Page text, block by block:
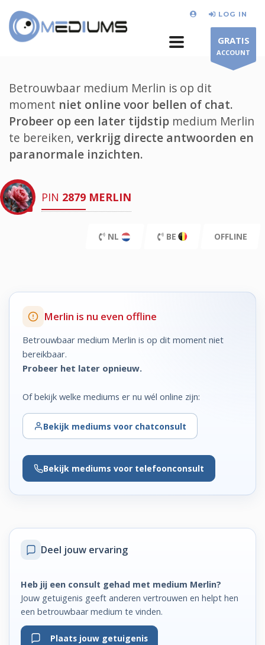
LOG IN
GRATIS
ACCOUNT
Betrouwbaar medium Merlin is op dit
moment niet online voor bellen of chat.
Probeer op een later tijdstip medium Merlin
te bereiken, verkrijg directe antwoorden en
paranormale inzichten.
PIN 2879 MERLIN
NL BE OFFLINE
Merlin is nu even offline
Betrouwbaar medium Merlin is op dit moment niet
bereikbaar.
Probeer het later opnieuw.
Of bekijk welke mediums er nu wél online zijn:
Bekijk mediums voor chatconsult
Bekijk mediums voor telefoonconsult
Deel jouw ervaring
Heb jij een consult gehad met medium Merlin?
Jouw getuigenis geeft anderen vertrouwen en helpt hen
een betrouwbaar medium te vinden.
Plaats jouw getuigenis